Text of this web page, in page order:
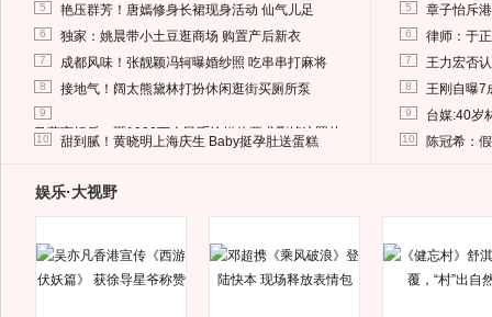
5 艳压群芳！唐嫣修身长裙现身活动 仙气儿足
6 独家：姚晨带小土豆逛商场 购置产后新衣
7 成都风味！张靓颖冯轲曝婚纱照 吃串串打麻将
8 接地气！阔太熊黛林打扮休闲逛街买厕所泵
9
马蓉离婚后，砸1000万人民币给媒体要求删掉这照片
10 甜到腻！黄晓明上海庆生 Baby挺孕肚送蛋糕
5 章子怡斥
6 律师：于
7 王力宏否
8 王刚自曝7
9 台媒:40岁
10 陈冠希：
娱乐·大视野